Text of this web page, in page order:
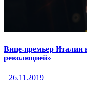
Вице-премьер Италии
революцией»
26.11.2019